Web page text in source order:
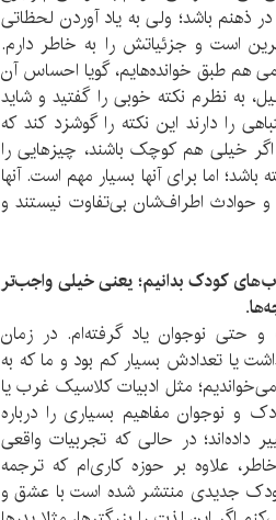
باشد؛ ولی به یاد آوردن لحظاتی
است و جزئیاتش را به خاطر دارم.
هم طبق خوانده‌هایم، گویا احساس آن
به نظرم نکته خوبی را گفتید و شاید
را دارند این نکته را گوشزد کند که
خیلی هم کوچک باشند، چیزهایی را
اما برای آنها بسیار مهم است. آنها
و حوادث اطراف‌شان بی‌تفاوت نیستند و
کودک بدانیم؛ یعنی خیلی واجب‌تر
حتی نوجوان یاد گرفته‌ام. در زمان
یا تعدادش بسیار کم بود و ما که به
مثل ادبیات کلاسیک غرب یا
و نوجوان مفاهیم بسیاری را درباره
داده‌‌اند؛ در حالی که تجربیات واقعی
علاوه‌ بر حوزه کاری‌ام که ترجمه
جدیدی منتشر شده است با عشق و